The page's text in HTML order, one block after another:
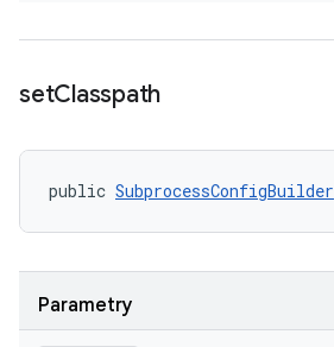
setClasspath
public SubprocessConfigBuilder
Parametry